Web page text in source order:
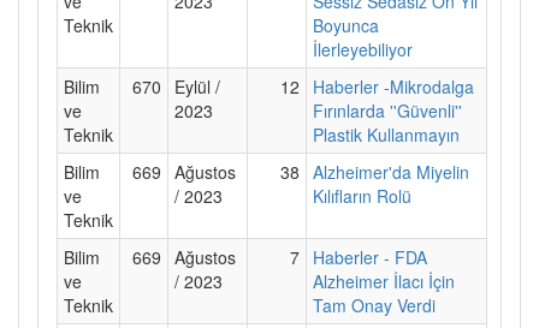
Teknik
Boyunca
İlerleyebiliyor
Bilim
ve
Teknik
670
Eylül /
2023
12
Haberler -Mikrodalga
Fırınlarda ''Güvenli''
Plastik Kullanmayın
Bilim
ve
Teknik
669 Ağustos
/ 2023
38 Alzheimer'da Miyelin
Kılıfların Rolü
Bilim
ve
Teknik
669 Ağustos
/ 2023
7 Haberler - FDA
Alzheimer İlacı İçin
Tam Onay Verdi